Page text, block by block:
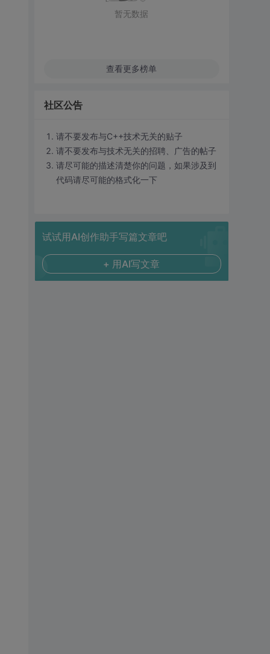
暂无数据
查看更多榜单
社区公告
请不要发布与C++技术无关的贴子
请不要发布与技术无关的招聘、广告的帖子
请尽可能的描述清楚你的问题，如果涉及到
代码请尽可能的格式化一下
试试用AI创作助手写篇文章吧
+ 用AI写文章